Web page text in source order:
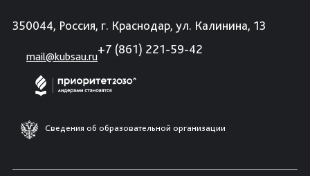
350044, Россия, г. Краснодар, ул. Калинина, 13
mail@kubsau.ru
+7 (861) 221-59-42
Сведения об образовательной организации